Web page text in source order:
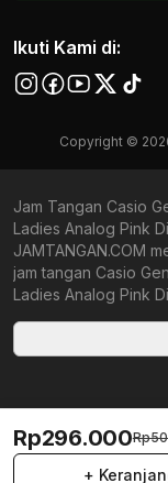
Ikuti Kami di:
Copyright ©
Jam Tangan Casio
Ladies Analog Pink
JAMTANGAN.COM
jam tangan Casio
Ladies Analog Pink
pelanggan.
tinggi, dan memiliki
Indonesia lainnya.
utama kami. Dengan
mechanical, kinetic,
Rp296.000
+